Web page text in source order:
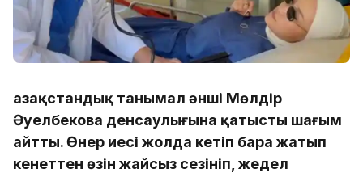
Қазақстандық танымал әнші Мөлдір
Әуелбекова денсаулығына қатысты шағым
айтты. Өнер иесі жолда кетіп бара жатып
кенеттен өзін жайсыз сезініп, жедел